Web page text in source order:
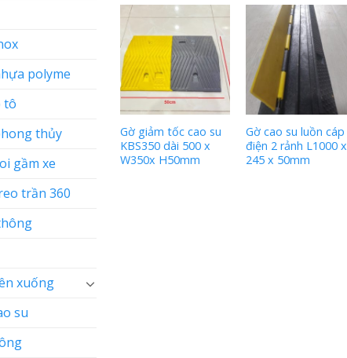
polyme
tô
thủy
gầm xe
trần 360
xuống
su
Gờ giảm tốc cao su
KBS350 dài 500 x
W350x H50mm
Gờ cao su luồn cáp
điện 2 rảnh L1000 x
245 x 50mm